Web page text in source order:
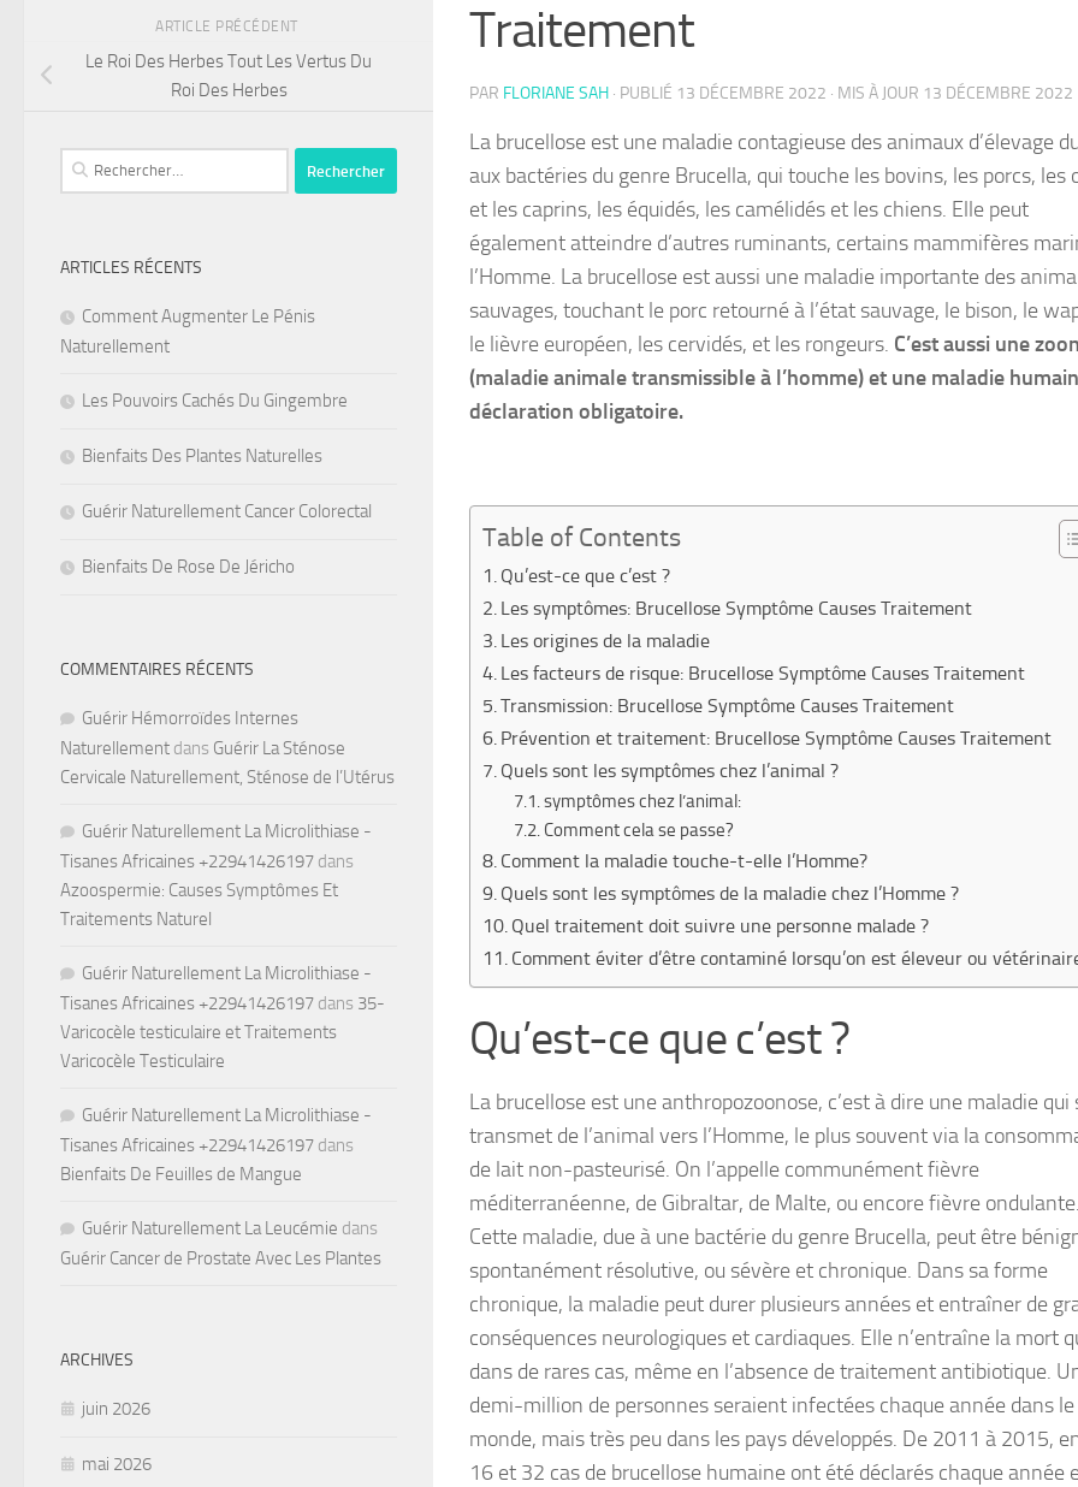
Traitement
PAR FLORIANE SAH · PUBLIÉ 13 DÉCEMBRE 2022 · MIS À JOUR 13 DÉCEMBRE 2022
La brucellose est une maladie contagieuse des animaux d’élevage
aux bactéries du genre Brucella, qui touche les bovins, les porcs, les
et les caprins, les équidés, les camélidés et les chiens. Elle peut
également atteindre d’autres ruminants, certains mammifères
l’Homme. La brucellose est aussi une maladie importante des
sauvages, touchant le porc retourné à l’état sauvage, le bison, le
le lièvre européen, les cervidés, et les rongeurs. C’est aussi une
(maladie animale transmissible à l’homme) et une maladie
déclaration obligatoire.
Table of Contents
Qu’est-ce que c’est ?
Les symptômes: Brucellose Symptôme Causes Traitement
Les origines de la maladie
Les facteurs de risque: Brucellose Symptôme Causes Traitement
Transmission: Brucellose Symptôme Causes Traitement
Prévention et traitement: Brucellose Symptôme Causes Traitement
Quels sont les symptômes chez l’animal ?
symptômes chez l’animal:
Comment cela se passe?
Comment la maladie touche-t-elle l’Homme?
Quels sont les symptômes de la maladie chez l’Homme ?
Quel traitement doit suivre une personne malade ?
Comment éviter d’être contaminé lorsqu’on est éleveur ou
Qu’est-ce que c’est ?
La brucellose est une anthropozoonose, c’est à dire une maladie qui
transmet de l’animal vers l’Homme, le plus souvent via la
de lait non-pasteurisé. On l’appelle communément fièvre
méditerranéenne, de Gibraltar, de Malte, ou encore fièvre
Cette maladie, due à une bactérie du genre Brucella, peut être
spontanément résolutive, ou sévère et chronique. Dans sa forme
chronique, la maladie peut durer plusieurs années et entraîner de
conséquences neurologiques et cardiaques. Elle n’entraîne la mort
dans de rares cas, même en l’absence de traitement antibiotique.
demi-million de personnes seraient infectées chaque année dans le
monde, mais très peu dans les pays développés. De 2011 à 2015,
16 et 32 cas de brucellose humaine ont été déclarés chaque année
ARTICLE PRÉCÉDENT
Le Roi Des Herbes Tout Les Vertus Du
Roi Des Herbes
Rechercher :
ARTICLES RÉCENTS
Comment Augmenter Le Pénis
Naturellement
Les Pouvoirs Cachés Du Gingembre
Bienfaits Des Plantes Naturelles
Guérir Naturellement Cancer Colorectal
Bienfaits De Rose De Jéricho
COMMENTAIRES RÉCENTS
Guérir Hémorroïdes Internes
Naturellement dans Guérir La Sténose
Cervicale Naturellement, Sténose de l’Utérus
Guérir Naturellement La Microlithiase -
Tisanes Africaines +22941426197 dans
Azoospermie: Causes Symptômes Et
Traitements Naturel
Guérir Naturellement La Microlithiase -
Tisanes Africaines +22941426197 dans 35-
Varicocèle testiculaire et Traitements
Varicocèle Testiculaire
Guérir Naturellement La Microlithiase -
Tisanes Africaines +22941426197 dans
Bienfaits De Feuilles de Mangue
Guérir Naturellement La Leucémie dans
Guérir Cancer de Prostate Avec Les Plantes
ARCHIVES
juin 2026
mai 2026